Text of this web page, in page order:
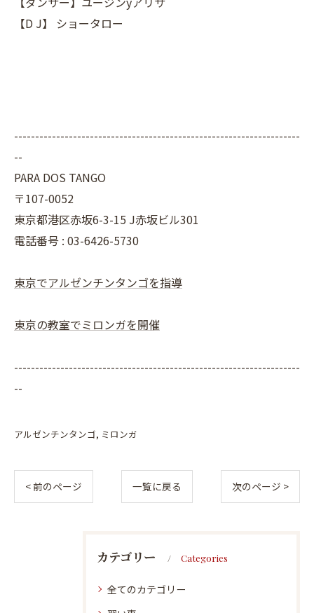
【D J】 ショータロー
--------------------------------------------------------------------
--
PARA DOS TANGO
〒107-0052
東京都港区赤坂6-3-15 J赤坂ビル301
電話番号 : 03-6426-5730
東京でアルゼンチンタンゴを指導
東京の教室でミロンガを開催
--------------------------------------------------------------------
--
アルゼンチンタンゴ ミロンガ
< 前のページ 一覧に戻る 次のページ >
カテゴリー Categories
全てのカテゴリー